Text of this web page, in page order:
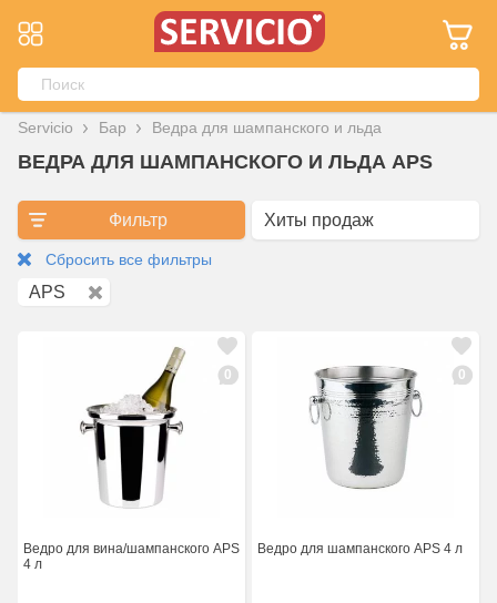
Servicio Бар Ведра для шампанского и льда
ВЕДРА ДЛЯ ШАМПАНСКОГО И ЛЬДА APS
Фильтр
Сбросить все фильтры
APS
0
Ведро для вина/шампанского APS
4 л
0
Ведро для шампанского APS 4 л